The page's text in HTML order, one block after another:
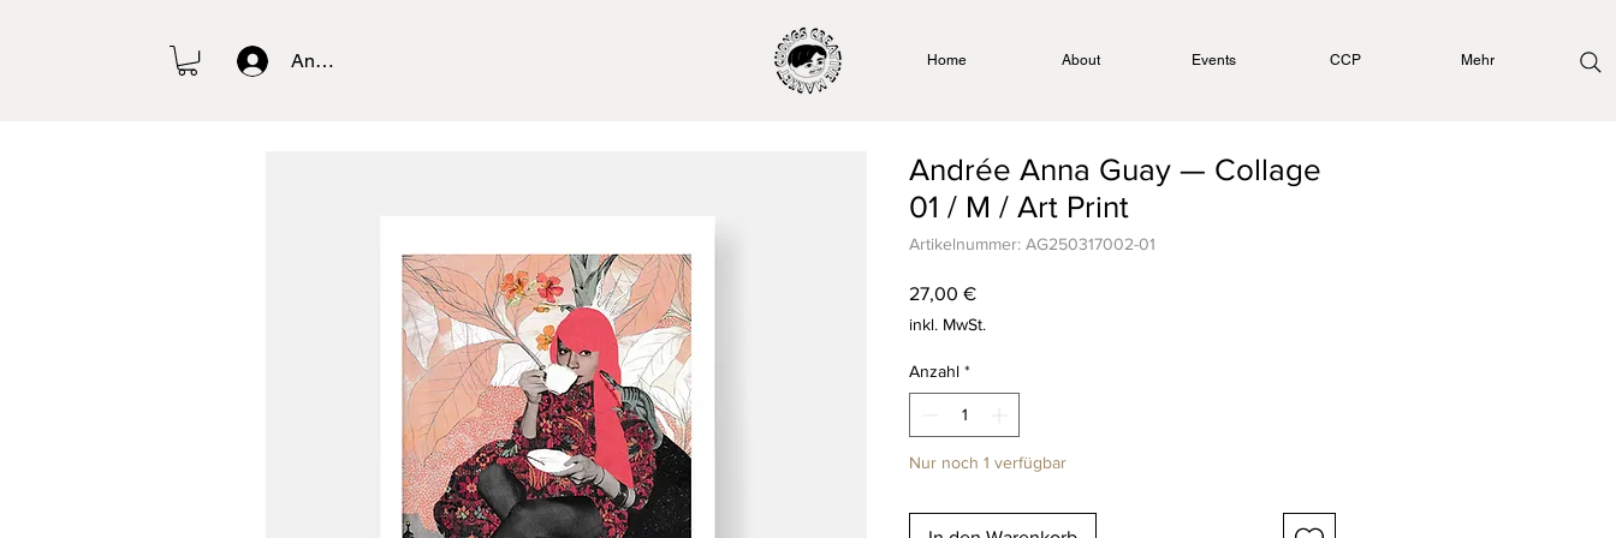
Anmelden Home About Events CCP Mehr
Andrée Anna Guay — Collage
01 / M / Art Print
Artikelnummer: AG250317002-01
27,00 €Preis
inkl. MwSt.
Anzahl *
Nur noch 1 verfügbar